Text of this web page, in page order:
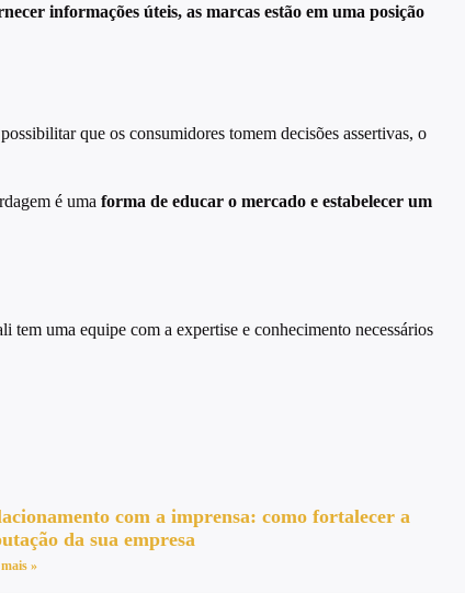
informações úteis, as marcas estão em uma posição
que os consumidores tomem decisões assertivas, o
é uma forma de educar o mercado e estabelecer um
uma equipe com a expertise e conhecimento necessários
com a imprensa: como fortalecer a
da sua empresa
»